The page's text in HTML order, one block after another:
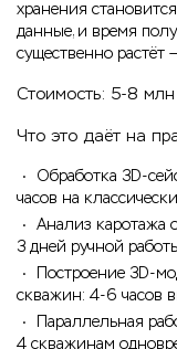
хранения
данные, и время
существенно
Стоимость: 5-8 млн
Что это даёт на
Обработка 3D-
часов на
Анализ каротажа
3 дней ручной
Построение 3D-
скважин: 4-6 часов
Параллельная
4 скважинам